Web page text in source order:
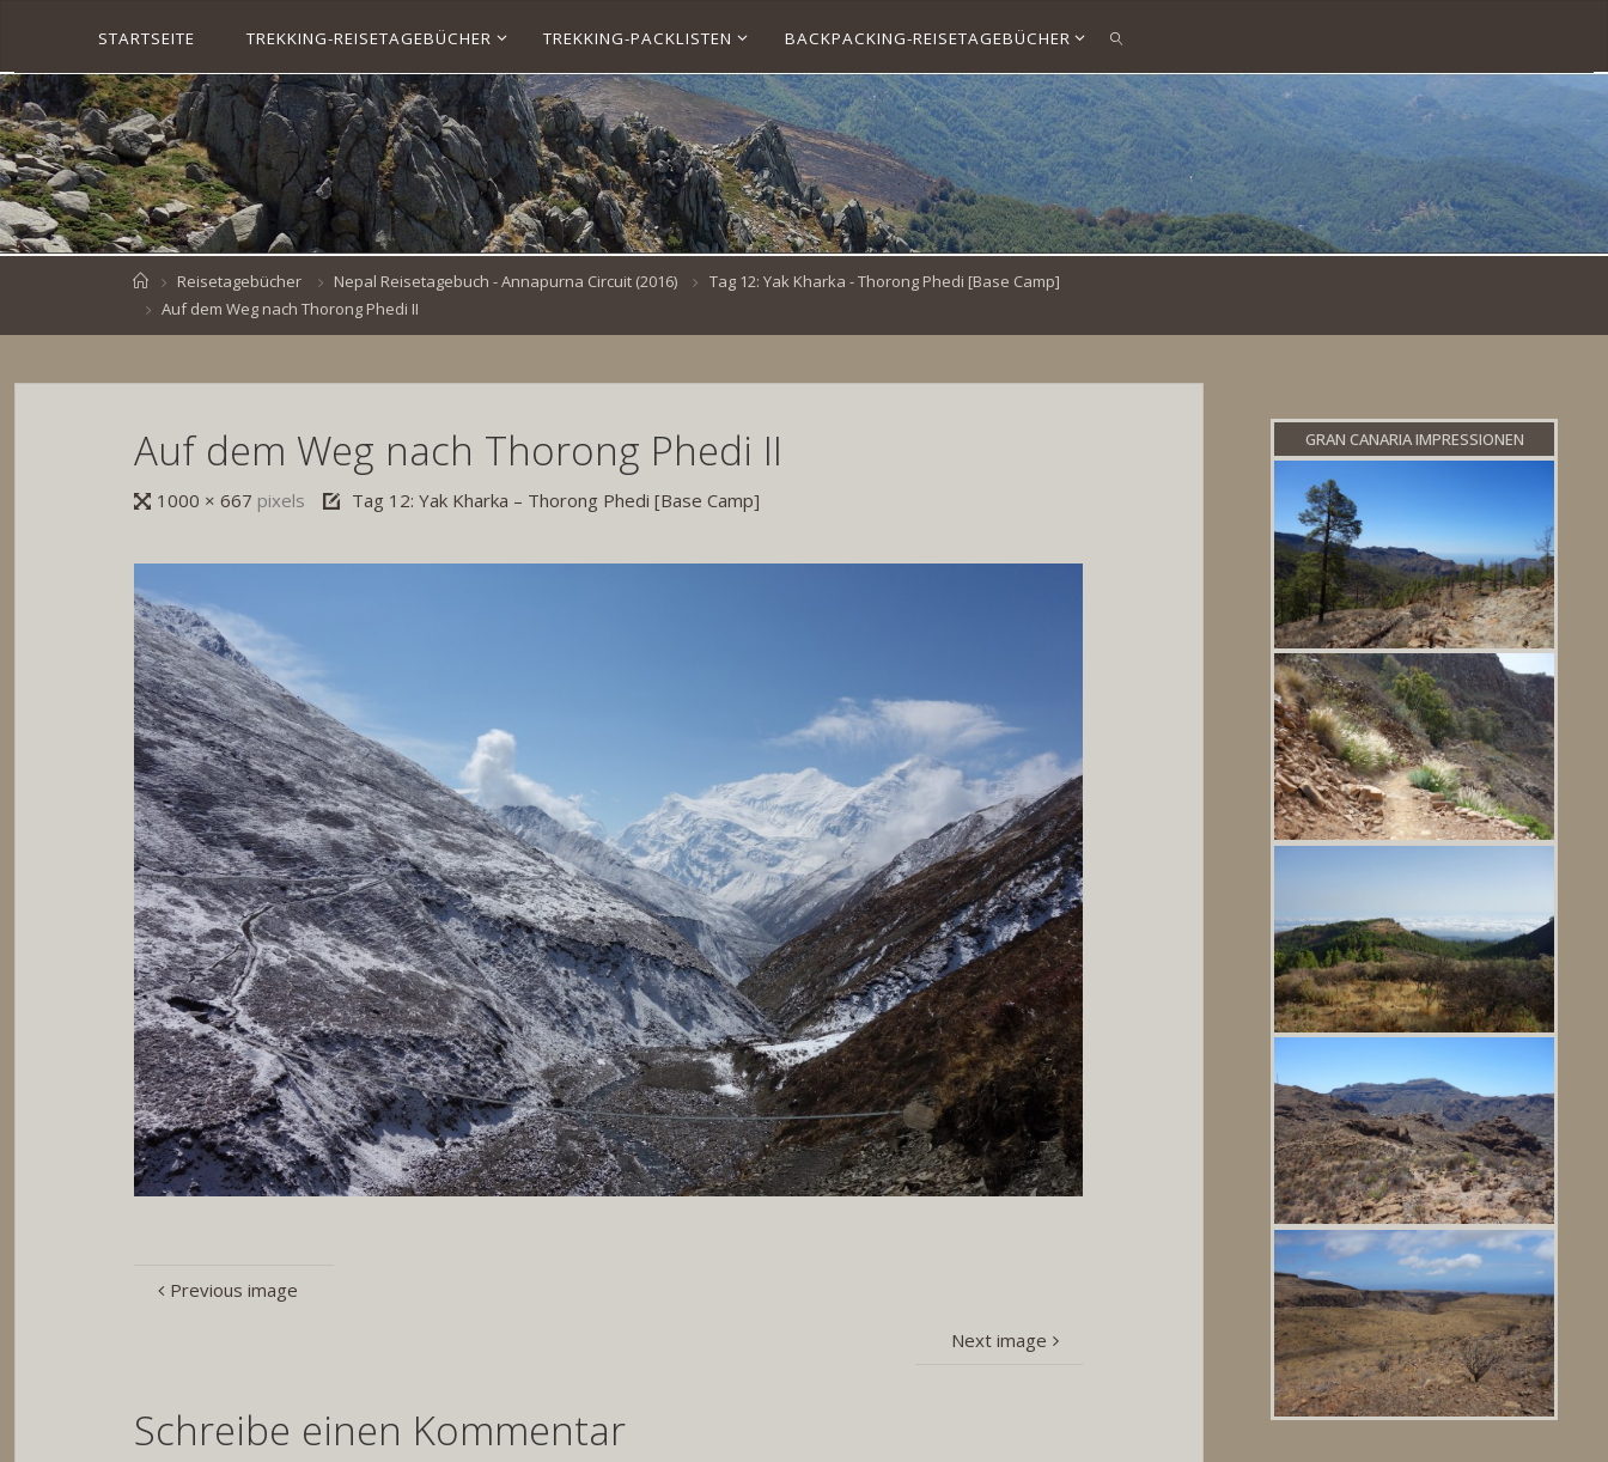
content
VE
NB
RO
ESK
E.D
STARTSEITE TREKKING-REISETAGEBÜCHER TREKKING-PACKLISTEN BACKPACKING-REISETAGEBÜCHER
SEARCH
HomeReisetagebücher Nepal Reisetagebuch - Annapurna Circuit (2016)
Tag 12: Yak Kharka - Thorong Phedi [Base Camp]
Auf dem Weg nach Thorong Phedi II
Auf dem Weg nach Thorong Phedi II
Full1000 × 667 pixels Tag 12: Yak Kharka – Thorong Phedi [Base Camp]
Previous image
Next image
Schreibe einen Kommentar
GRAN CANARIA IMPRESSIONEN